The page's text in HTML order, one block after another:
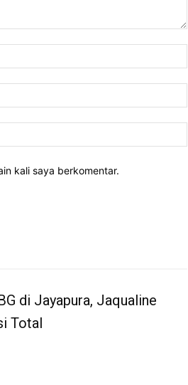
kali saya berkomentar.
di Jayapura, Jaqualine
Total